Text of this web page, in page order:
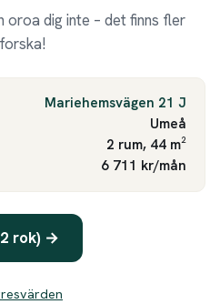
oroa dig inte – det finns fler
Mariehemsvägen 21 J
Umeå
2 rum, 44 m²
6 711 kr/mån
rok) →